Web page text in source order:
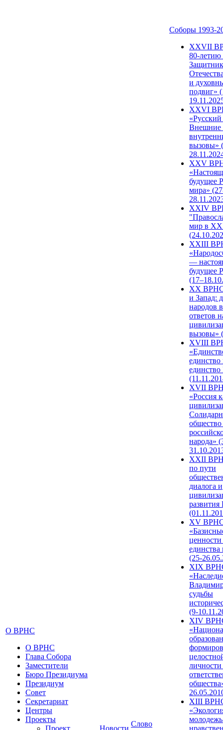
О ВРНС
О ВРНС
Глава Собора
Заместители
Бюро Президиума
Президиум
Совет
Секретариат
Центры
Проекты
Проект
Новости
Слово
Соборы 1993-
ХХVII
80-
и
подвиг»
XXVI
Внешние
вызовы»
XXV
будущее
мира»
XXIV
мир в
XXIII
—
будущее
XX ВРНС
и Запад:
народов
ответов
вызовы»
XVIII
единство
единство
XVII
«Россия
народа»
XXII
по пути
диалога и
развития
XV
единства
(25-
XIX
судьбы
(9-
XIV
XIII